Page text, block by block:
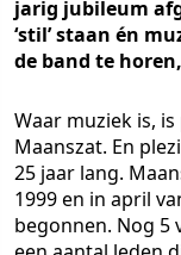
jarig jubileum
‘stil’ staan én
de band te
Waar muziek is,
Maanszat. En
25 jaar lang.
1999 en in april
begonnen. Nog 5